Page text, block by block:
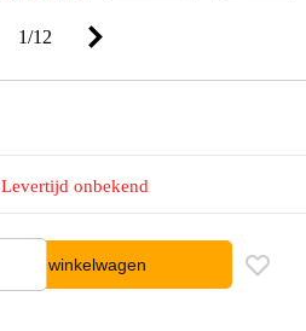
1/12
Levertijd onbekend
In winkelwagen